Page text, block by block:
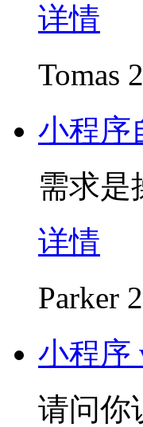
详情
Tomas
小程序
需求是
详情
Parker
小程序
请问你